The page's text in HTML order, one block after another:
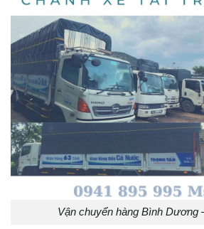
Vận chuyển hàng Bình Dương